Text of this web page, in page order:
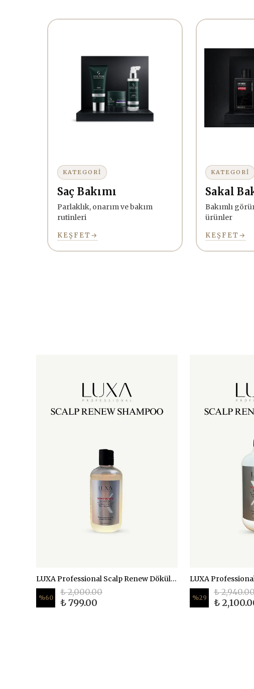
KATEGORİ
Saç Bakımı
Parlaklık, onarım ve bakım
rutinleri
KEŞFET →
KATEGORİ
Sakal
Bakımlı
ürünler
KEŞFET →
LUXA Professional Scalp Renew Dökülme Önleyici Şampuan 250 ml
%60
₺ 2,000.00
₺ 799.00 %29
₺
₺